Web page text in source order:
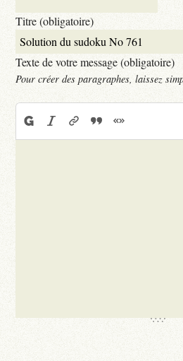
Titre (obligatoire)
Texte de votre message (obligatoire)
Pour créer des paragraphes, laissez